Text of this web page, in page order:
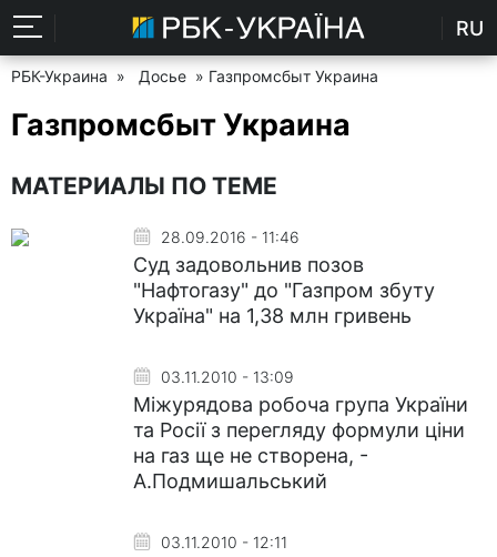
RU
РБК-Украина » Досье » Газпромсбыт Украина
Газпромсбыт Украина
МАТЕРИАЛЫ ПО ТЕМЕ
28.09.2016 - 11:46
Суд задовольнив позов
"Нафтогазу" до "Газпром збуту
Україна" на 1,38 млн гривень
03.11.2010 - 13:09
Міжурядова робоча група України
та Росії з перегляду формули ціни
на газ ще не створена, -
А.Подмишальський
03.11.2010 - 12:11